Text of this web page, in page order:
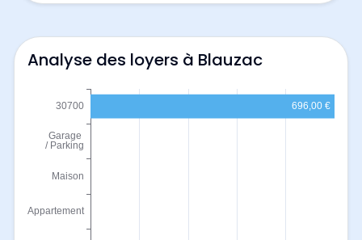
Analyse des loyers à Blauzac